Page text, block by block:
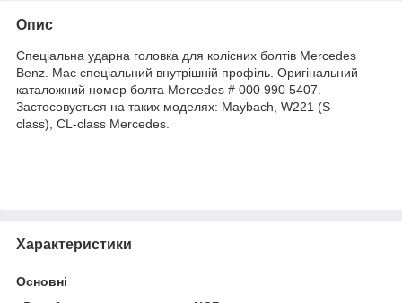
Опис
Спеціальна ударна головка для колісних болтів Mercedes
Benz. Має спеціальний внутрішній профіль. Оригінальний
каталожний номер болта Mercedes # 000 990 5407.
Застосовується на таких моделях: Maybach, W221 (S-
class), CL-class Mercedes.
Характеристики
Основні